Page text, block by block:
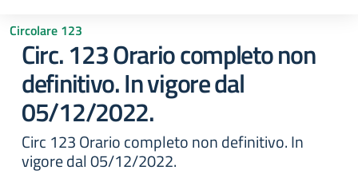
Circolare 123
Circ. 123 Orario completo non
definitivo. In vigore dal
05/12/2022.
Circ 123 Orario completo non definitivo. In
vigore dal 05/12/2022.